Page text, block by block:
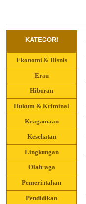
KATEGORI
Ekonomi & Bisnis
Erau
Hiburan
Hukum & Kriminal
Keagamaan
Kesehatan
Lingkungan
Olahraga
Pemerintahan
Pendidikan